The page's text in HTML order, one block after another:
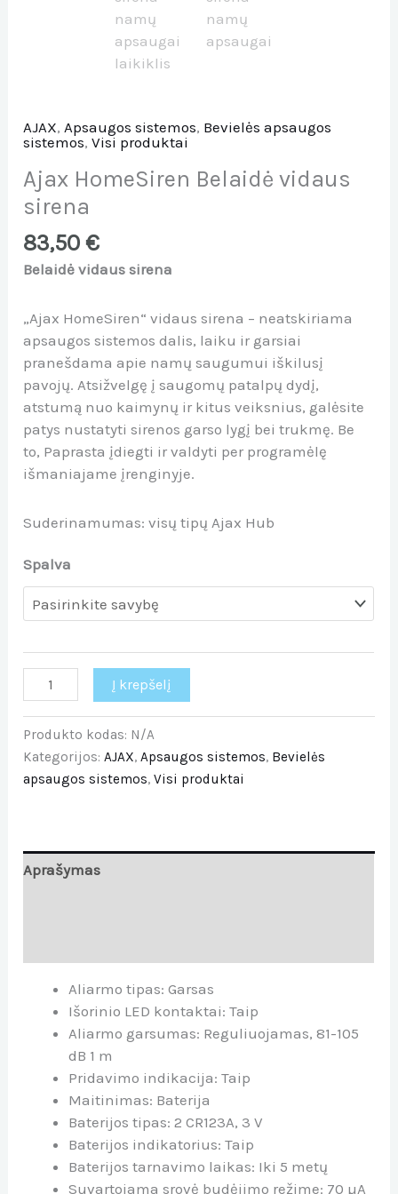
AJAX,Apsaugos sistemos, Bevielės apsaugos
sistemos,Visi produktai
Ajax HomeSiren Belaidė vidaus
sirena
83,50€
Belaidė vidaus sirena
„Ajax HomeSiren“ vidaus sirena – neatskiriama
apsaugos sistemos dalis, laiku ir garsiai
pranešdama apie namų saugumui iškilusį
pavojų. Atsižvelgę į saugomų patalpų dydį,
atstumą nuo kaimynų ir kitus veiksnius, galėsite
patys nustatyti sirenos garso lygį bei trukmę. Be
to, Paprasta įdiegti ir valdyti per programėlę
išmaniajame įrenginyje.
Suderinamumas: visų tipų Ajax Hub
Spalva
Į krepšelį
Produkto kodas: N/A
Kategorijos:AJAX,Apsaugos sistemos, Bevielės
apsaugos sistemos,Visi produktai
Aprašymas
Aliarmo tipas: Garsas
Išorinio LED kontaktai: Taip
Aliarmo garsumas: Reguliuojamas, 81-105
dB 1 m
Pridavimo indikacija: Taip
Maitinimas: Baterija
Baterijos tipas: 2 CR123A, 3 V
Baterijos indikatorius: Taip
Baterijos tarnavimo laikas: Iki 5 metų
Suvartojama srovė budėjimo režime: 70 µA